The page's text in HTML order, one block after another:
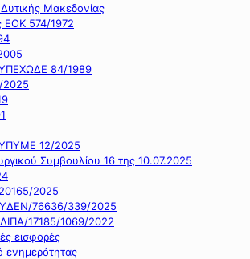
Δυτικής Μακεδονίας
ΕΟΚ 574/1972
ΥΠΕΧΩΔΕ 84/1989
ΥΠΥΜΕ 12/2025
Συμβουλίου 16 της 10.07.2025
2025
76636/339/2025
17185/1069/2022
εισφορές
ενημερότητας